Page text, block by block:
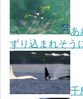
あ
ずり込まれそう
千